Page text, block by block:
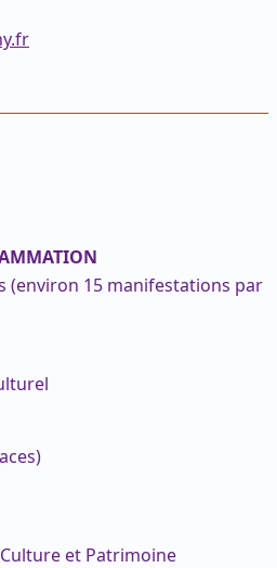
(environ 15 manifestations par
et Patrimoine